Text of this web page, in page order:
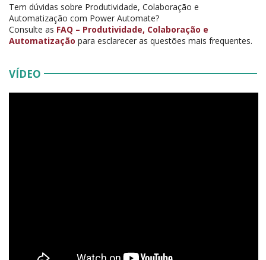
Tem dúvidas sobre Produtividade, Colaboração e
Automatização com Power Automate?
Consulte as FAQ – Produtividade, Colaboração e
Automatização para esclarecer as questões mais frequentes.
VÍDEO